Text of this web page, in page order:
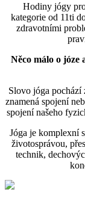
Hodiny jógy
kategorie od 11ti
zdravotními
Něco málo o józe
Slovo jóga
znamená spojení
spojení našeho
Jóga je komplexní
životosprávou,
technik,